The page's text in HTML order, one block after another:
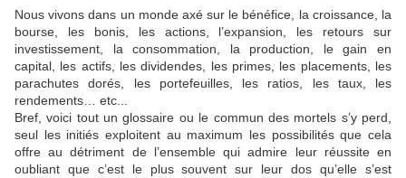
Nous vivons dans un monde axé sur le bénéfice, la croissance, la
bourse, les bonis, les actions, l’expansion, les retours sur
investissement, la consommation, la production, le gain en
capital, les actifs, les dividendes, les primes, les placements, les
parachutes dorés, les portefeuilles, les ratios, les taux, les
rendements… etc...
Bref, voici tout un glossaire ou le commun des mortels s’y perd,
seul les initiés exploitent au maximum les possibilités que cela
offre au détriment de l’ensemble qui admire leur réussite en
oubliant que c’est le plus souvent sur leur dos qu’elle s’est